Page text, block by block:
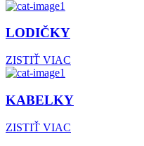
LODIČKY
ZISTIŤ VIAC
KABELKY
ZISTIŤ VIAC